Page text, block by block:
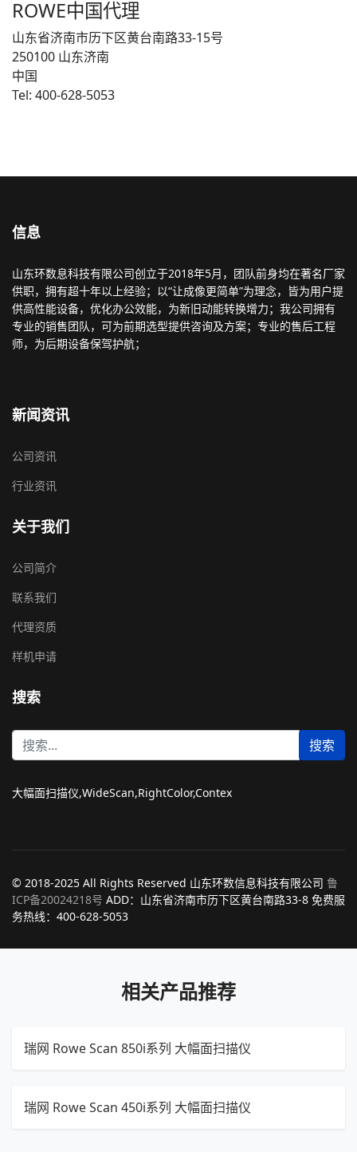
ROWE中国代理
山东省济南市历下区黄台南路33-15号
250100 山东济南
中国
Tel: 400-628-5053
信息
山东环数息科技有限公司创立于2018年5月，团队前身均在著名厂家
供职，拥有超十年以上经验；以“让成像更简单”为理念，皆为用户提
供高性能设备，优化办公效能，为新旧动能转换增力；我公司拥有
专业的销售团队，可为前期选型提供咨询及方案；专业的售后工程
师，为后期设备保驾护航；
新闻资讯
公司资讯
行业资讯
关于我们
公司简介
联系我们
代理资质
样机申请
搜索
站
内
索
搜索
大幅面扫描仪,WideScan,RightColor,Contex
© 2018-2025 All Rights Reserved 山东环数信息科技有限公司 鲁
ICP备20024218号 ADD：山东省济南市历下区黄台南路33-8 免费服
务热线：400-628-5053
相关产品推荐
瑞网 Rowe Scan 850i系列 大幅面扫描仪
瑞网 Rowe Scan 450i系列 大幅面扫描仪